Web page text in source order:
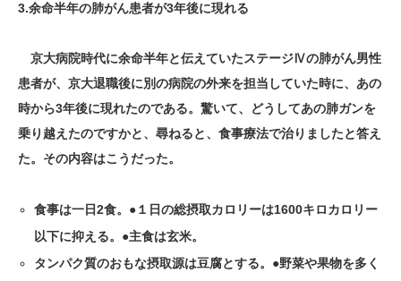
3.余命半年の肺がん患者が3年後に現れる
京大病院時代に余命半年と伝えていたステージⅣの肺がん男性
患者が、京大退職後に別の病院の外来を担当していた時に、あの
時から3年後に現れたのである。驚いて、どうしてあの肺ガンを
乗り越えたのですかと、尋ねると、食事療法で治りましたと答え
た。その内容はこうだった。
食事は一日2食。●１日の総摂取カロリーは1600キロカロリー
以下に抑える。●主食は玄米。
タンパク質のおもな摂取源は豆腐とする。●野菜や果物を多く